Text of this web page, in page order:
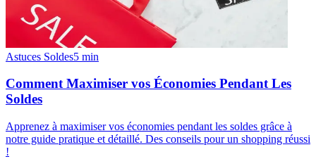
Astuces Soldes5 min
Comment Maximiser vos Économies Pendant Les
Soldes
Apprenez à maximiser vos économies pendant les soldes grâce à
notre guide pratique et détaillé. Des conseils pour un shopping réussi
!